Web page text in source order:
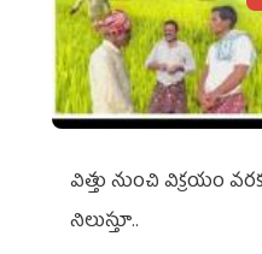
విత్తు నుంచి విక్రయం
నిలుస్తూ..